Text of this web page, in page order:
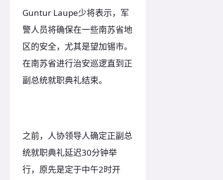
Guntur Laupe少将表示，军
警人员将确保在一些南苏省地
区的安全，尤其是望加锡市。
在南苏省进行治安巡逻直到正
副总统就职典礼结束。
之前，人协领导人确定正副总
统就职典礼延迟30分钟举
行，原先是定于中午2时开